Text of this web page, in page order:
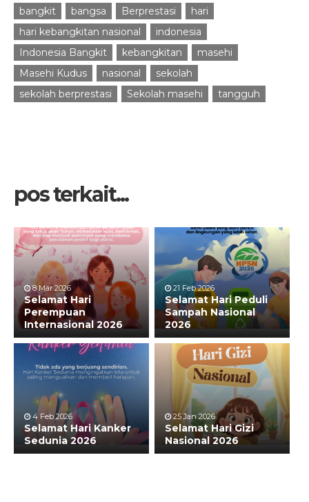
bangkit bangsa Berprestasi
hari
hari kebangkitan nasional
indonesia
Indonesia Bangkit
kebangkitan
masehi
Masehi Kudus
nasional
sekolah
sekolah berprestasi
Sekolah masehi tangguh
pos terkait...
8 Mar 2026
Selamat Hari
Perempuan
Internasional 2026
21 Feb 2026
Selamat Hari Peduli
Sampah Nasional
2026
4 Feb 2026
Selamat Hari Kanker
Sedunia 2026
25 Jan 2026
Selamat Hari Gizi
Nasional 2026